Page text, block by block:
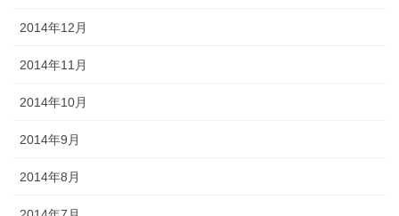
2014年12月
2014年11月
2014年10月
2014年9月
2014年8月